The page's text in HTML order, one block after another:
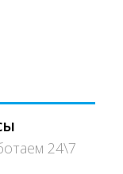
24\7